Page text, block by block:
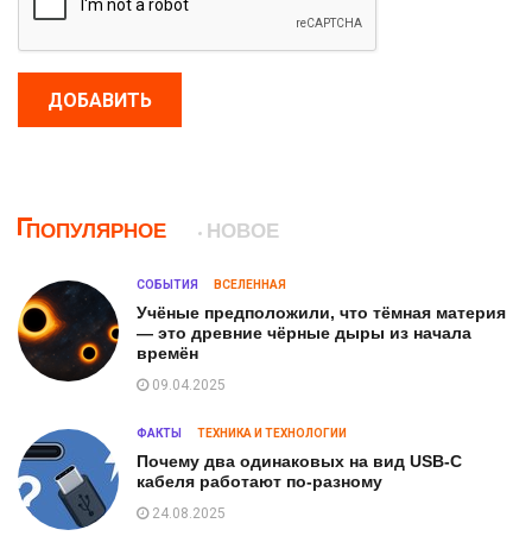
ДОБАВИТЬ
ПОПУЛЯРНОЕ НОВОЕ
СОБЫТИЯ ВСЕЛЕННАЯ
Учёные предположили, что тёмная материя
— это древние чёрные дыры из начала
времён
09.04.2025
ФАКТЫ ТЕХНИКА И ТЕХНОЛОГИИ
Почему два одинаковых на вид USB-C
кабеля работают по-разному
24.08.2025